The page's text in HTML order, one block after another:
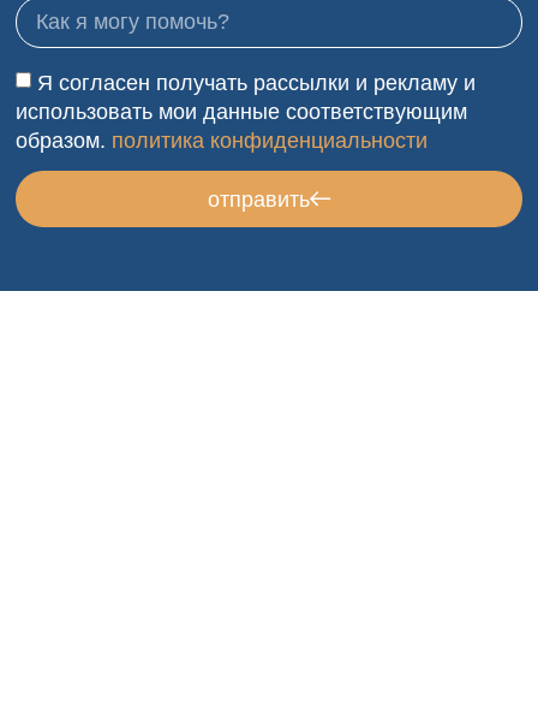
Я согласен получать рассылки и рекламу и
использовать мои данные соответствующим
образом. политика конфиденциальности
отправить